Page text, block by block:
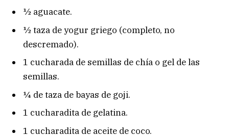
½ aguacate.
½ taza de yogur griego (completo, no
descremado).
1 cucharada de semillas de chía o gel de las
semillas.
¼ de taza de bayas de goji.
1 cucharadita de gelatina.
1 cucharadita de aceite de coco.